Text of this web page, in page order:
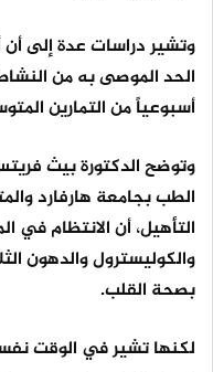
وتشير دراسات عدة إلى
أسبوعياً من التمارين
وتوضح الدكتورة بيث
الطب بجامعة هارفارد
التأهيل، أن الانتظام
والكوليسترول والدهون
بصحة القلب.
لكنها تشير في الوقت